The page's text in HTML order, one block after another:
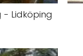
Lidköping